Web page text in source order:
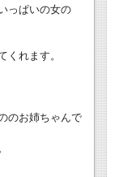
っぱいの女の
くれます。
のお姉ちゃんで